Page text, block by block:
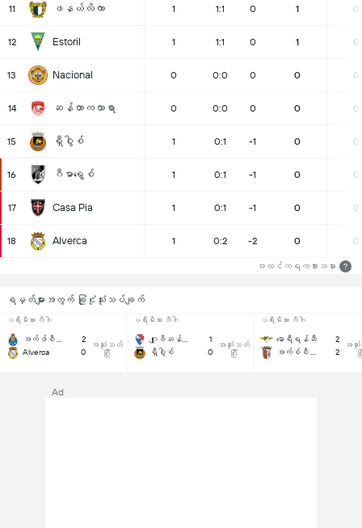
11 ဖနယ်လိကာ 1 1:1 0 1 0
12 Estoril 1 1:1 0 1 0
13 Nacional 0 0:0 0 0 0
14 ဆန်တာကလာရာ 0 0:0 0 0 0
15 ရှီဝွါစ် 1 0:1 -1 0 0
16 ဂီမာရေ့စ် 1 0:1 -1 0 0
17 Casa Pia 1 0:1 -1 0 0
18 Alverca 1 0:2 -2 0 0
အထင်ကရကစားသမား ?
ရမှတ်များအတွက် ခြုံငုံသုံးသပ်ချက်
ပရီးမီးယား လီဂါ
2
Alverca
0
အဆုံးသတ်
ပြီး
ပရီးမီးယား လီဂါ
1
ရှီဝွါစ်
0
အဆုံးသတ်
ပြီး
ပရီးမီးယား လီဂါ
မောရီရန်ဆီ
2
2
အဆုံ
Ad